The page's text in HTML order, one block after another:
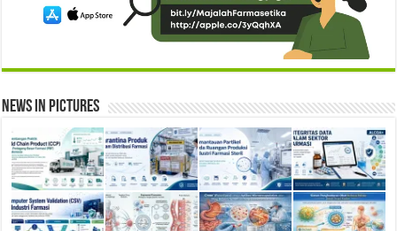
News in Pictures